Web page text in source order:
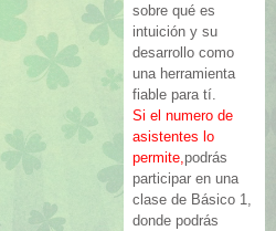
sobre qué es
intuición y su
desarrollo como
una herramienta
fiable para tí.
Si el numero de
asistentes lo
permite,podrás
participar en una
clase de Básico 1,
donde podrás